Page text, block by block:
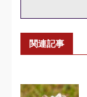
関連記事